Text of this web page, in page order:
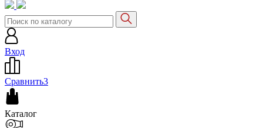
Вход
Сравнить3
Каталог